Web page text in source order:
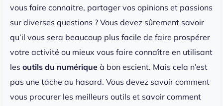
vous faire connaitre, partager vos opinions et passions
sur diverses questions ? Vous devez sûrement savoir
qu’il vous sera beaucoup plus facile de faire prospérer
votre activité ou mieux vous faire connaître en utilisant
les outils du numérique à bon escient. Mais cela n’est
pas une tâche au hasard. Vous devez savoir comment
vous procurer les meilleurs outils et savoir comment